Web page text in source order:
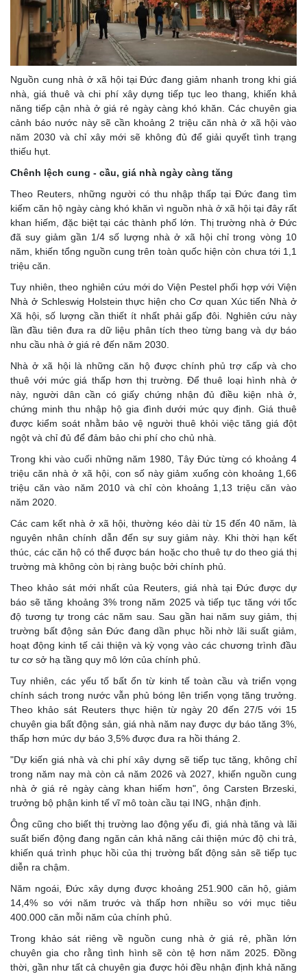
Nguồn cung nhà ở xã hội tại Đức đang giảm nhanh trong khi giá
nhà, giá thuê và chi phí xây dựng tiếp tục leo thang, khiến khả
năng tiếp cận nhà ở giá rẻ ngày càng khó khăn. Các chuyên gia
cảnh báo nước này sẽ cần khoảng 2 triệu căn nhà ở xã hội vào
năm 2030 và chỉ xây mới sẽ không đủ để giải quyết tình trạng
thiếu hụt.
Chênh lệch cung - cầu, giá nhà ngày càng tăng
Theo Reuters, những người có thu nhập thấp tại Đức đang tìm
kiếm căn hộ ngày càng khó khăn vì nguồn nhà ở xã hội tại đây rất
khan hiếm, đặc biệt tại các thành phố lớn. Thị trường nhà ở Đức
đã suy giảm gần 1/4 số lượng nhà ở xã hội chỉ trong vòng 10
năm, khiến tổng nguồn cung trên toàn quốc hiện còn chưa tới 1,1
triệu căn.
Tuy nhiên, theo nghiên cứu mới do Viện Pestel phối hợp với Viện
Nhà ở Schleswig Holstein thực hiện cho Cơ quan Xúc tiến Nhà ở
Xã hội, số lượng cần thiết ít nhất phải gấp đôi. Nghiên cứu này
lần đầu tiên đưa ra dữ liệu phân tích theo từng bang và dự báo
nhu cầu nhà ở giá rẻ đến năm 2030.
Nhà ở xã hội là những căn hộ được chính phủ trợ cấp và cho
thuê với mức giá thấp hơn thị trường. Để thuê loại hình nhà ở
này, người dân cần có giấy chứng nhận đủ điều kiện nhà ở,
chứng minh thu nhập hộ gia đình dưới mức quy định. Giá thuê
được kiểm soát nhằm bảo vệ người thuê khỏi việc tăng giá đột
ngột và chỉ đủ để đảm bảo chi phí cho chủ nhà.
Trong khi vào cuối những năm 1980, Tây Đức từng có khoảng 4
triệu căn nhà ở xã hội, con số này giảm xuống còn khoảng 1,66
triệu căn vào năm 2010 và chỉ còn khoảng 1,13 triệu căn vào
năm 2020.
Các cam kết nhà ở xã hội, thường kéo dài từ 15 đến 40 năm, là
nguyên nhân chính dẫn đến sự suy giảm này. Khi thời hạn kết
thúc, các căn hộ có thể được bán hoặc cho thuê tự do theo giá thị
trường mà không còn bị ràng buộc bởi chính phủ.
Theo khảo sát mới nhất của Reuters, giá nhà tại Đức được dự
báo sẽ tăng khoảng 3% trong năm 2025 và tiếp tục tăng với tốc
độ tương tự trong các năm sau. Sau gần hai năm suy giảm, thị
trường bất động sản Đức đang dần phục hồi nhờ lãi suất giảm,
hoạt động kinh tế cải thiện và kỳ vọng vào các chương trình đầu
tư cơ sở hạ tầng quy mô lớn của chính phủ.
Tuy nhiên, các yếu tố bất ổn từ kinh tế toàn cầu và triển vọng
chính sách trong nước vẫn phủ bóng lên triển vọng tăng trưởng.
Theo khảo sát Reuters thực hiện từ ngày 20 đến 27/5 với 15
chuyên gia bất động sản, giá nhà năm nay được dự báo tăng 3%,
thấp hơn mức dự báo 3,5% được đưa ra hồi tháng 2.
"Dự kiến giá nhà và chi phí xây dựng sẽ tiếp tục tăng, không chỉ
trong năm nay mà còn cả năm 2026 và 2027, khiến nguồn cung
nhà ở giá rẻ ngày càng khan hiếm hơn", ông Carsten Brzeski,
trưởng bộ phận kinh tế vĩ mô toàn cầu tại ING, nhận định.
Ông cũng cho biết thị trường lao động yếu đi, giá nhà tăng và lãi
suất biến động đang ngăn cản khả năng cải thiện mức độ chi trả,
khiến quá trình phục hồi của thị trường bất động sản sẽ tiếp tục
diễn ra chậm.
Năm ngoái, Đức xây dựng được khoảng 251.900 căn hộ, giảm
14,4% so với năm trước và thấp hơn nhiều so với mục tiêu
400.000 căn mỗi năm của chính phủ.
Trong khảo sát riêng về nguồn cung nhà ở giá rẻ, phần lớn
chuyên gia cho rằng tình hình sẽ còn tệ hơn năm 2025. Đồng
thời, gần như tất cả chuyên gia được hỏi đều nhận định khả năng